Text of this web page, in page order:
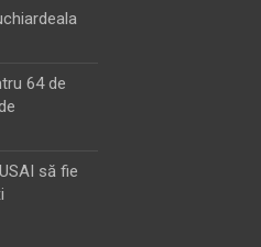
64 de
să fie